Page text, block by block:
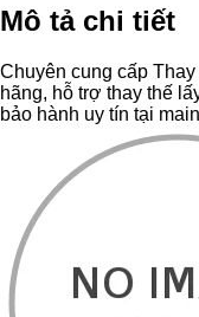
Mô tả chi tiết
Chuyên cung cấp
hãng, hỗ trợ thay thế
bảo hành uy tín tại